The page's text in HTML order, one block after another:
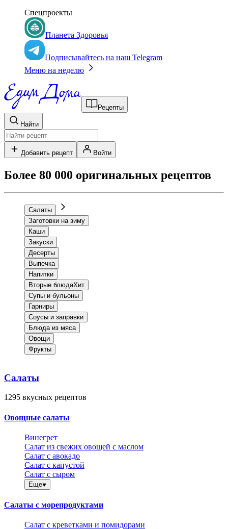
Спецпроекты
Планета Здоровья
Подписывайтесь на наш Telegram
Меню на неделю
Рецепты
Найти
Добавить рецепт Войти
Более 80 000 оригинальных рецептов
Салаты
Заготовки на зиму
Каши
Закуски
Десерты
Выпечка
Напитки
Вторые блюдаХит
Супы и бульоны
Гарниры
Соусы и заправки
Блюда из мяса
Овощи
Фрукты
Салаты
1295 вкусных рецептов
Овощные салаты
Винегрет
Салат из свежих овощей с маслом
Салат с авокадо
Салат с капустой
Салат с сыром
Еще
Салаты с морепродуктами
Салат с креветками и помидорами